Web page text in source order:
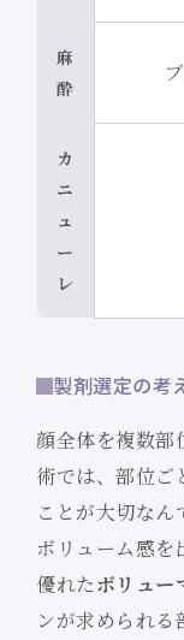
麻
酔
カ
ニ
ュ
ー
レ
製剤選定の考
顔全体を複数部
術では、部位ご
ことが大切な
ボリューム感を
優れたボリュー
ンが求められ